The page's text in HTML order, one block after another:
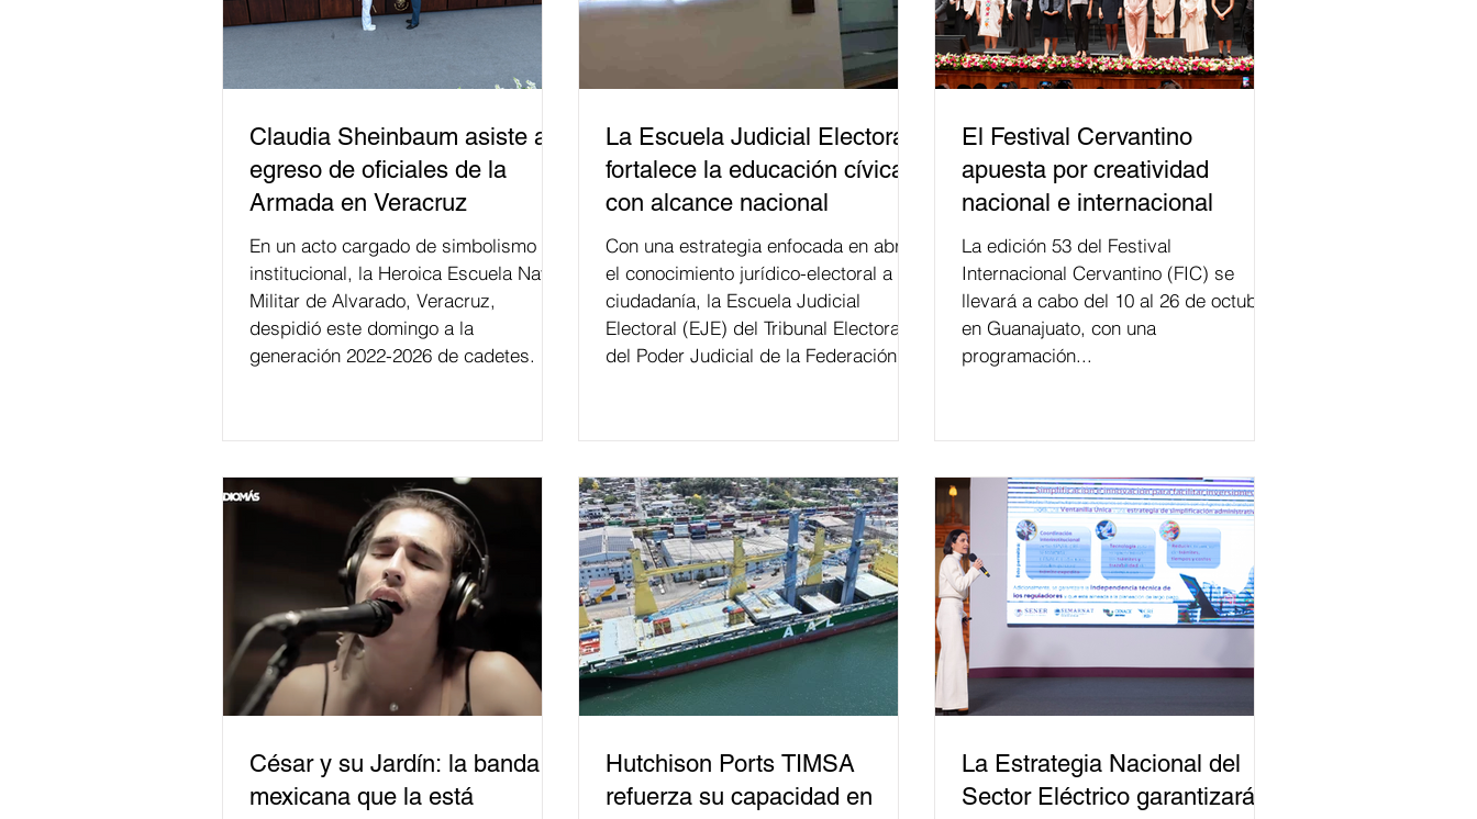
Claudia Sheinbaum asiste a
egreso de oficiales de la
Armada en Veracruz
En un acto cargado de simbolismo
institucional, la Heroica Escuela Naval
Militar de Alvarado, Veracruz,
despidió este domingo a la
generación 2022-2026 de cadetes.
La Escuela Judicial Electoral
fortalece la educación cívica
con alcance nacional
Con una estrategia enfocada en abrir
el conocimiento jurídico-electoral a la
ciudadanía, la Escuela Judicial
Electoral (EJE) del Tribunal Electoral
del Poder Judicial de la Federación ha
relacionados con la democracia y el
del papel que ha asumido la EJE en la
difusión de la justicia electoral como
un bien público. La mayor parte de las
personas capacitadas no forma
El Festival Cervantino
apuesta por creatividad
nacional e internacional
La edición 53 del Festival
Internacional Cervantino (FIC) se
llevará a cabo del 10 al 26 de octubre
en Guanajuato, con una
programación...
César y su Jardín: la banda
mexicana que la está
Hutchison Ports TIMSA
refuerza su capacidad en
La Estrategia Nacional del
Sector Eléctrico garantizará